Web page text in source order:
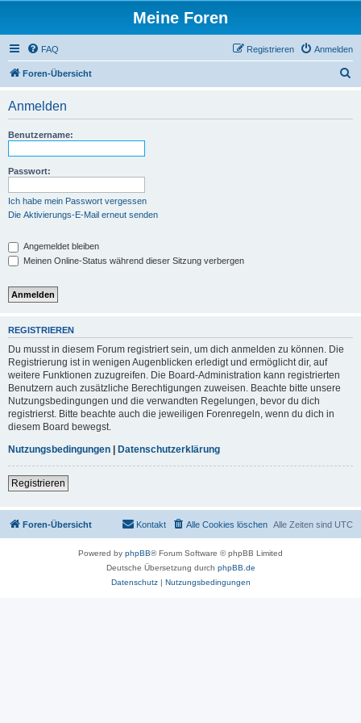
Meine Foren
FAQ Anmelden
Registrieren
Foren-Übersicht
Anmelden
Benutzername:
Passwort:
Ich habe mein Passwort vergessen
Die Aktivierungs-E-Mail erneut senden
Angemeldet bleiben
Meinen Online-Status während dieser Sitzung verbergen
REGISTRIEREN
Du musst in diesem Forum registriert sein, um dich anmelden zu können. Die
Registrierung ist in wenigen Augenblicken erledigt und ermöglicht dir, auf
weitere Funktionen zuzugreifen. Die Board-Administration kann registrierten
Benutzern auch zusätzliche Berechtigungen zuweisen. Beachte bitte unsere
Nutzungsbedingungen und die verwandten Regelungen, bevor du dich
registrierst. Bitte beachte auch die jeweiligen Forenregeln, wenn du dich in
diesem Board bewegst.
Nutzungsbedingungen | Datenschutzerklärung
Registrieren
Foren-Übersicht Alle Zeiten sind UTC
Alle Cookies löschen
Kontakt
Powered by phpBB® Forum Software © phpBB Limited
Deutsche Übersetzung durch phpBB.de
Datenschutz| Nutzungsbedingungen